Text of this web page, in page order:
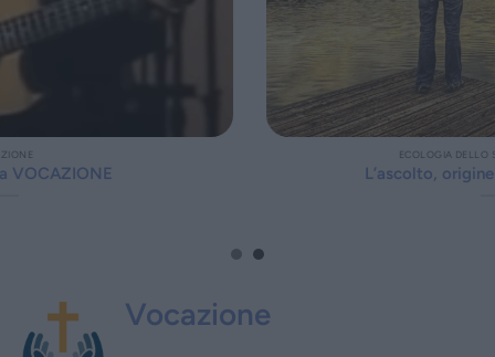
L’ascolto, origine di ogni vocazione
Vocazione